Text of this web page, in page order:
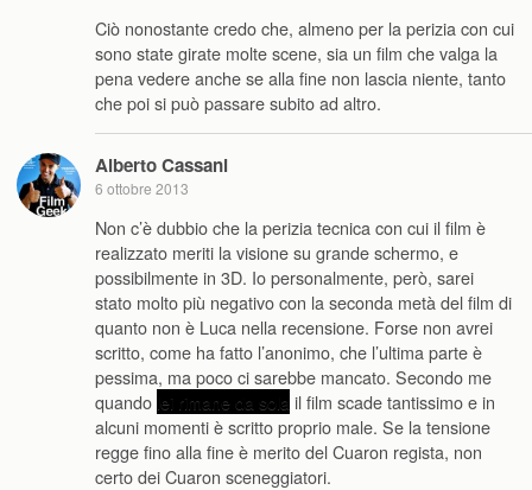
Ciò nonostante credo che, almeno per la perizia con cui
sono state girate molte scene, sia un film che valga la
pena vedere anche se alla fine non lascia niente, tanto
che poi si può passare subito ad altro.
Alberto Cassani
6 ottobre 2013
Non c’è dubbio che la perizia tecnica con cui il film è
realizzato meriti la visione su grande schermo, e
possibilmente in 3D. Io personalmente, però, sarei
stato molto più negativo con la seconda metà del film di
quanto non è Luca nella recensione. Forse non avrei
scritto, come ha fatto l’anonimo, che l’ultima parte è
pessima, ma poco ci sarebbe mancato. Secondo me
quando lei rimane da sola il film scade tantissimo e in
alcuni momenti è scritto proprio male. Se la tensione
regge fino alla fine è merito del Cuaron regista, non
certo dei Cuaron sceneggiatori.